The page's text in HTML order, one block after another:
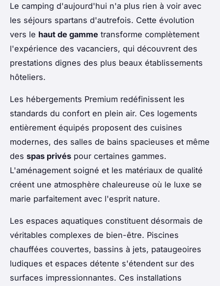
Le camping d'aujourd'hui n'a plus rien à voir avec
les séjours spartans d'autrefois. Cette évolution
vers le haut de gamme transforme complètement
l'expérience des vacanciers, qui découvrent des
prestations dignes des plus beaux établissements
hôteliers.
Les hébergements Premium redéfinissent les
standards du confort en plein air. Ces logements
entièrement équipés proposent des cuisines
modernes, des salles de bains spacieuses et même
des spas privés pour certaines gammes.
L'aménagement soigné et les matériaux de qualité
créent une atmosphère chaleureuse où le luxe se
marie parfaitement avec l'esprit nature.
Les espaces aquatiques constituent désormais de
véritables complexes de bien-être. Piscines
chauffées couvertes, bassins à jets, pataugeoires
ludiques et espaces détente s'étendent sur des
surfaces impressionnantes. Ces installations